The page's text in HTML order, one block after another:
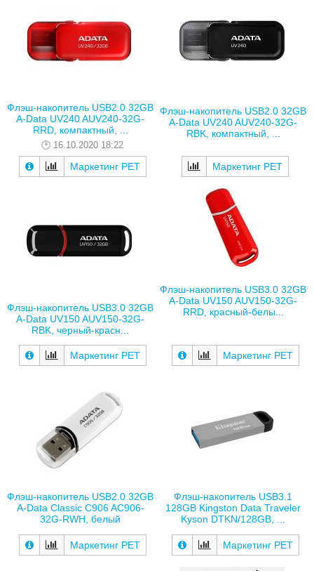
Флэш-накопитель USB2.0 32GB
A-Data UV240 AUV240-32G-
RRD, компактный, ...
16.10.2020 18:22
Маркетинг РЕТ
Флэш-накопитель USB2.0 32GB
A-Data UV240 AUV240-32G-
RBK, компактный, ...
Маркетинг РЕТ
Флэш-накопитель USB3.0 32GB
A-Data UV150 AUV150-32G-
RBK, черный-красн...
Маркетинг РЕТ
Флэш-накопитель USB3.0 32GB
A-Data UV150 AUV150-32G-
RRD, красный-белы...
Маркетинг РЕТ
Флэш-накопитель USB2.0 32GB
A-Data Classic C906 AC906-
32G-RWH, белый
Маркетинг РЕТ
Флэш-накопитель USB3.1
128GB Kingston Data Traveler
Kyson DTKN/128GB, ...
Маркетинг РЕТ